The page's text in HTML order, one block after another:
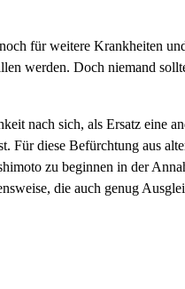
für weitere Krankheiten
werden. Doch niemand
nach sich, als Ersatz eine
Für diese Befürchtung aus
zu beginnen in der
die auch genug